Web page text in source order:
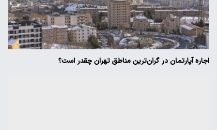
اجاره آپارتمان در گران‌ترین مناطق تهران چقدر است؟